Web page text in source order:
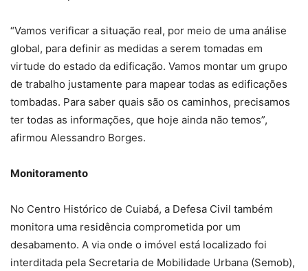
“Vamos verificar a situação real, por meio de uma análise
global, para definir as medidas a serem tomadas em
virtude do estado da edificação. Vamos montar um grupo
de trabalho justamente para mapear todas as edificações
tombadas. Para saber quais são os caminhos, precisamos
ter todas as informações, que hoje ainda não temos”,
afirmou Alessandro Borges.
Monitoramento
No Centro Histórico de Cuiabá, a Defesa Civil também
monitora uma residência comprometida por um
desabamento. A via onde o imóvel está localizado foi
interditada pela Secretaria de Mobilidade Urbana (Semob),